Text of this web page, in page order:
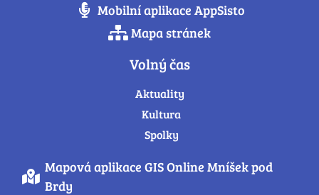
Mobilní aplikace AppSisto
Mapa stránek
Volný čas
Aktuality
Kultura
Spolky
Mapová aplikace GIS Online Mníšek pod
Brdy